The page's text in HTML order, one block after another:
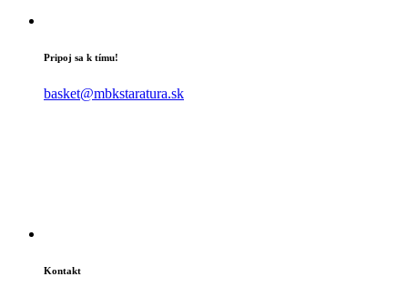
Pripoj sa k tímu!
basket@mbkstaratura.sk
Kontakt